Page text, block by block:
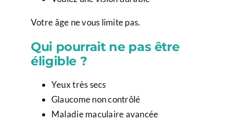
Votre âge ne vous limite pas.
Qui pourrait ne pas être
éligible ?
Yeux très secs
Glaucome non contrôlé
Maladie maculaire avancée